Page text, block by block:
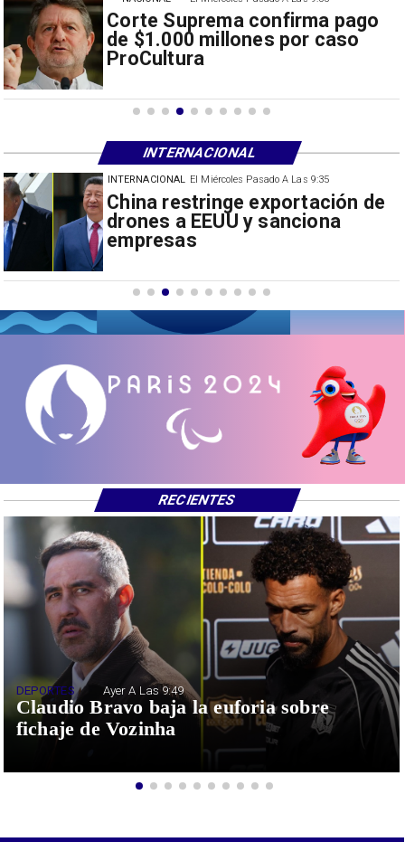
El Miércoles Pasado A Las 9:35
Papa León XIV anuncia gira por
Sudamérica
INTERNACIONAL
Corte Suprema confirma pago
de $1.000 millones por caso
ProCultura
INTERNACIONAL
Claudio Bravo baja la euforia sobre
fichaje de Vozinha
DEPORTES Ayer A Las 9:49
RECIENTES